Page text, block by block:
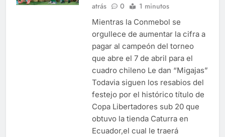
atrás
0 1 minutos
Mientras la Conmebol se
orgullece de aumentar la cifra a
pagar al campeón del torneo
que abre el 7 de abril para el
cuadro chileno Le dan “Migajas”
Todavia siguen los resabios del
festejo por el histórico título de
Copa Libertadores sub 20 que
obtuvo la tienda Caturra en
Ecuador,el cual le traerá